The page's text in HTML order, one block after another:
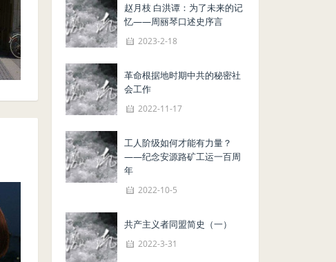
赵月枝 白洪谭：为了未来的记
忆——周丽琴口述史序言
2023-2-18
革命根据地时期中共的秘密社
会工作
2022-11-17
工人阶级如何才能有力量？
——纪念安源路矿工运一百周
年
2022-10-5
共产主义者同盟简史（一）
2022-3-31